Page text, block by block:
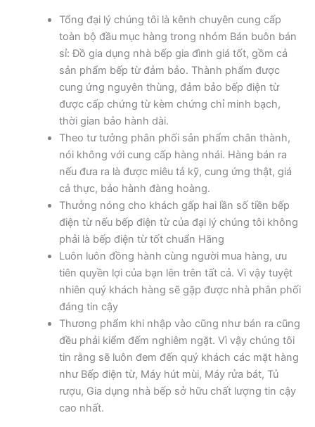
Tổng đại lý chúng tôi là kênh chuyên cung cấp
toàn bộ đầu mục hàng trong nhóm Bán buôn bán
sỉ: Đồ gia dụng nhà bếp gia đình giá tốt, gồm cả
sản phẩm bếp từ đảm bảo. Thành phẩm được
cung ứng nguyên thùng, đảm bảo bếp điện từ
được cấp chứng từ kèm chứng chỉ minh bạch,
thời gian bảo hành dài.
Theo tư tưởng phân phối sản phẩm chân thành,
nói không với cung cấp hàng nhái. Hàng bán ra
nếu đưa ra là được miêu tả kỹ, cung ứng thật, giá
cả thực, bảo hành đàng hoàng.
Thưởng nóng cho khách gấp hai lần số tiền bếp
điện từ nếu bếp điện từ của đại lý chúng tôi không
phải là bếp điện từ tốt chuẩn Hãng
Luôn luôn đồng hành cùng người mua hàng, ưu
tiên quyền lợi của bạn lên trên tất cả. Vì vậy tuyệt
nhiên quý khách hàng sẽ gặp được nhà phân phối
đáng tin cậy
Thương phẩm khi nhập vào cũng như bán ra cũng
đều phải kiểm đếm nghiêm ngặt. Vì vậy chúng tôi
tin rằng sẽ luôn đem đến quý khách các mặt hàng
như Bếp điện từ, Máy hút mùi, Máy rửa bát, Tủ
rượu, Gia dụng nhà bếp sở hữu chất lượng tin cậy
cao nhất.